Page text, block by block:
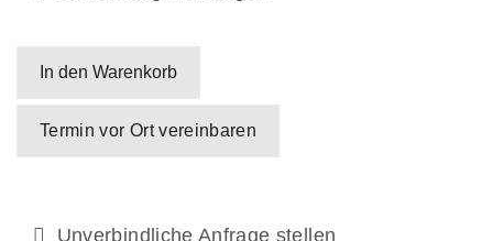
In den Warenkorb
Termin vor Ort vereinbaren
Unverbindliche Anfrage stellen